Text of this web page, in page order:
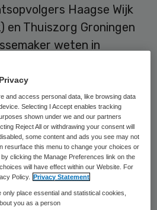
Haagse Wijk
en Thuiszorg Groningen
weten in
vloeit voort uit
Nederlandse
de Europese Commissie
Volgens de klagers,
and access personal data, like browsing data
Selecting I Accept enables tracking
shown under we and our partners
Reject All or withdrawing your consent will
some content and ads you see may not
resurface this menu to change your choices or
clicking the Manage Preferences link on the
will have effect within our Website. For
Policy.
Privacy Statement
place essential and statistical cookies,
you as a person